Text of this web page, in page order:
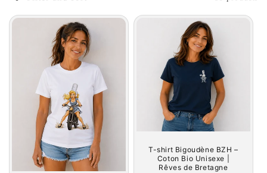
l
T-shirt Bigoudène BZH –
Coton Bio Unisexe |
Rêves de Bretagne